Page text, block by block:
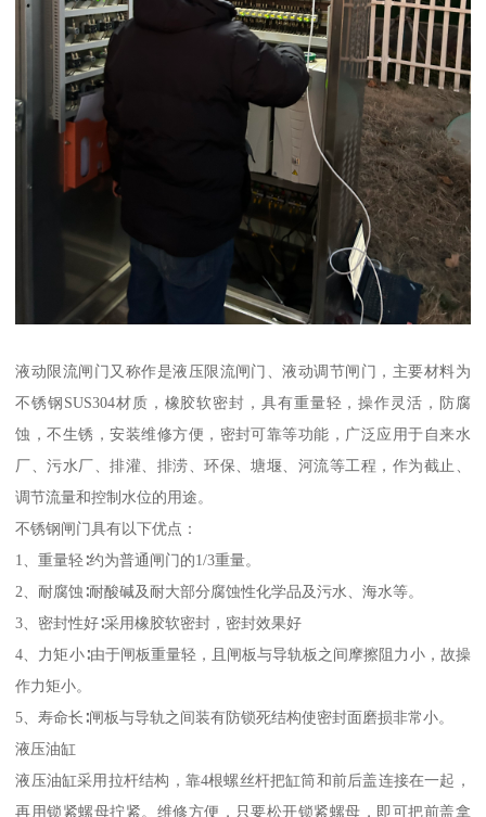
液动限流闸门又称作是液压限流闸门、液动调节闸门，主要材料为
不锈钢SUS304材质，橡胶软密封，具有重量轻，操作灵活，防腐
蚀，不生锈，安装维修方便，密封可靠等功能，广泛应用于自来水
厂、污水厂、排灌、排涝、环保、塘堰、河流等工程，作为截止、
调节流量和控制水位的用途。
不锈钢闸门具有以下优点：
1、重量轻∶约为普通闸门的1/3重量。
2、耐腐蚀∶耐酸碱及耐大部分腐蚀性化学品及污水、海水等。
3、密封性好∶采用橡胶软密封，密封效果好
4、力矩小∶由于闸板重量轻，且闸板与导轨板之间摩擦阻力小，故操
作力矩小。
5、寿命长∶闸板与导轨之间装有防锁死结构使密封面磨损非常小。
液压油缸
液压油缸采用拉杆结构，靠4根螺丝杆把缸筒和前后盖连接在一起，
再用锁紧螺母拧紧。维修方便，只要松开锁紧螺母，即可把前盖拿